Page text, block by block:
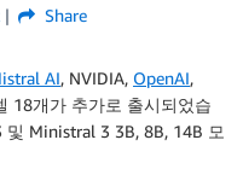
Share
AI, NVIDIA, OpenAI,
18개가 추가로 출시되었습
Ministral 3 3B, 8B, 14B 모